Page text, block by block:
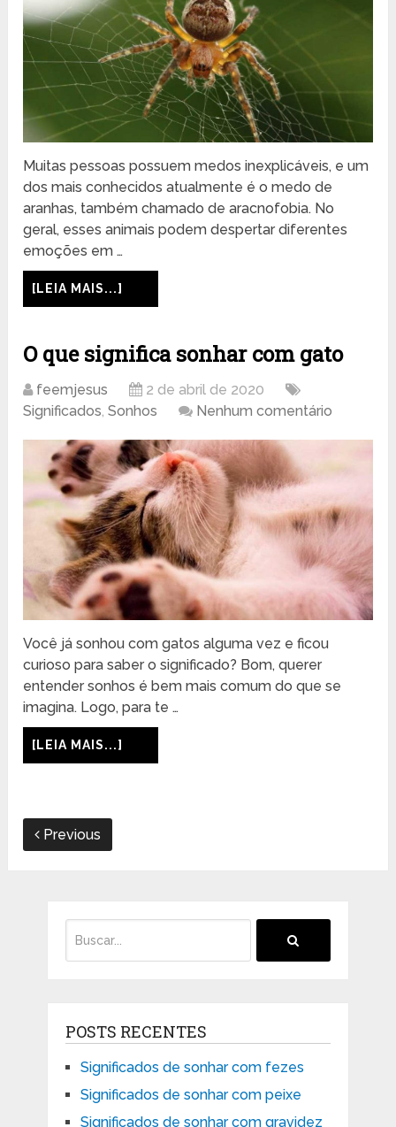
Muitas pessoas possuem medos inexplicáveis, e um
dos mais conhecidos atualmente é o medo de
aranhas, também chamado de aracnofobia. No
geral, esses animais podem despertar diferentes
emoções em …
[LEIA MAIS...]
O que significa sonhar com gato
feemjesus
2 de abril de 2020
Significados,Sonhos Nenhum comentário
Você já sonhou com gatos alguma vez e ficou
curioso para saber o significado? Bom, querer
entender sonhos é bem mais comum do que se
imagina. Logo, para te …
[LEIA MAIS...]
Previous
POSTS RECENTES
Significados de sonhar com fezes
Significados de sonhar com peixe
Significados de sonhar com gravidez